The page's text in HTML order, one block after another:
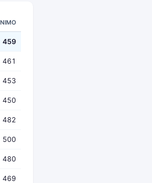
459
461
453
450
482
500
480
469